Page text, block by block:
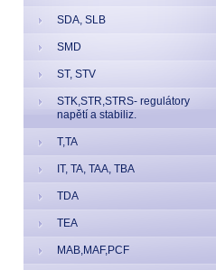
SDA, SLB
SMD
ST, STV
STK,STR,STRS- regulátory
napětí a stabiliz.
T,TA
IT, TA, TAA, TBA
TDA
TEA
MAB,MAF,PCF